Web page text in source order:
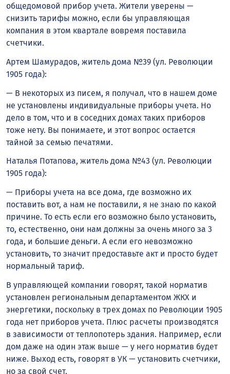
общедомовой прибор учета. Жители уверены —
снизить тарифы можно, если бы управляющая
компания в этом квартале вовремя поставила
счетчики.
Артем Шамурадов, житель дома №39 (ул. Революции
1905 года):
— В некоторых из писем, я получал, что в нашем доме
не установлены индивидуальные приборы учета. Но
дело в том, что и в соседних домах таких приборов
тоже нету. Вы понимаете, и этот вопрос остается
тайной за семью печатями.
Наталья Потапова, житель дома №43 (ул. Революции
1905 года):
— Приборы учета на все дома, где возможно их
поставить вот, а нам не поставили, я не знаю по какой
причине. То есть если его возможно было установить,
то, естественно, они нам должны за очень много за 3
года, и большие деньги. А если его невозможно
установить, то значит предоставьте акт и просто будет
нормальный тариф.
В управляющей компании говорят, такой норматив
установлен региональным департаментом ЖКХ и
энергетики, поскольку в трех домах по Революции 1905
года нет приборов учета. Плюс расчеты производятся
в зависимости от теплопотерь здания. Например, если
дом даже на один этаж выше — у него норматив будет
ниже. Выход есть, говорят в УК — установить счетчики,
но за свой счет.